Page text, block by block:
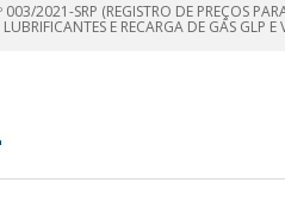
003/2021-SRP (REGISTRO DE PREÇOS
E RECARGA DE GÁS GLP E